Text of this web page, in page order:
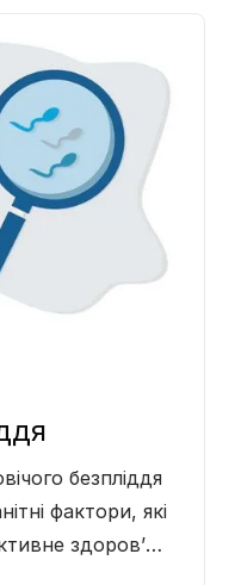
безпліддя
фактори, які
здоров’я